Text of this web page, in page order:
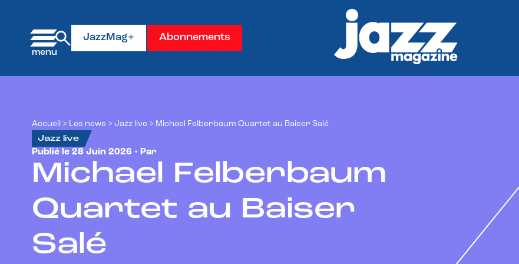
JazzMag+ Abonnements
Accueil > Les news > Jazz live > Michael Felberbaum Quartet au Baiser Salé
Jazz live
Publié le 28 Juin 2026 • Par
Michael Felberbaum
Quartet au Baiser
Salé